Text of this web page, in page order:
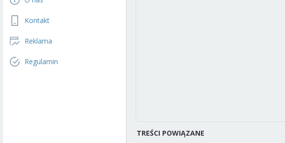
Kontakt
Reklama
Regulamin
TREŚCI POWIĄZANE